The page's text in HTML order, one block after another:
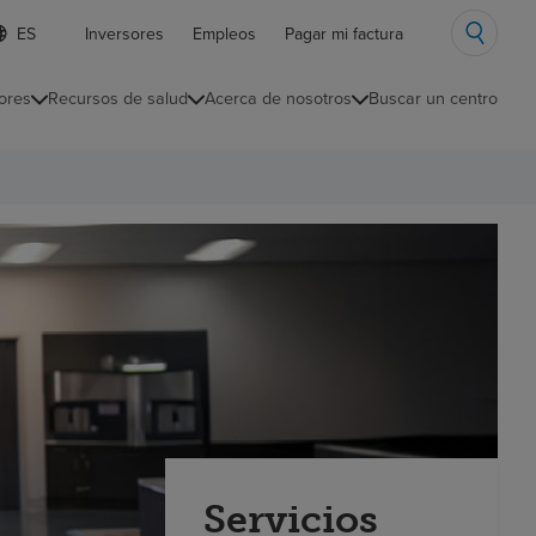
Inversores Empleos Pagar mi factura
Recursos de salud Acerca de nosotros Buscar un centro
Servicios